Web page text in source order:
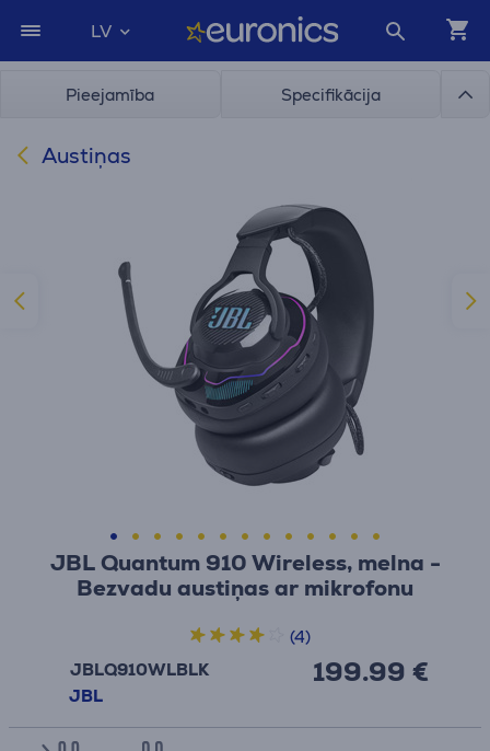
LV
Pieejamība Specifikācija
Austiņas
JBL Quantum 910 Wireless, melna -
Bezvadu austiņas ar mikrofonu
JBLQ910WLBLK
JBL
199.99 €
(4)